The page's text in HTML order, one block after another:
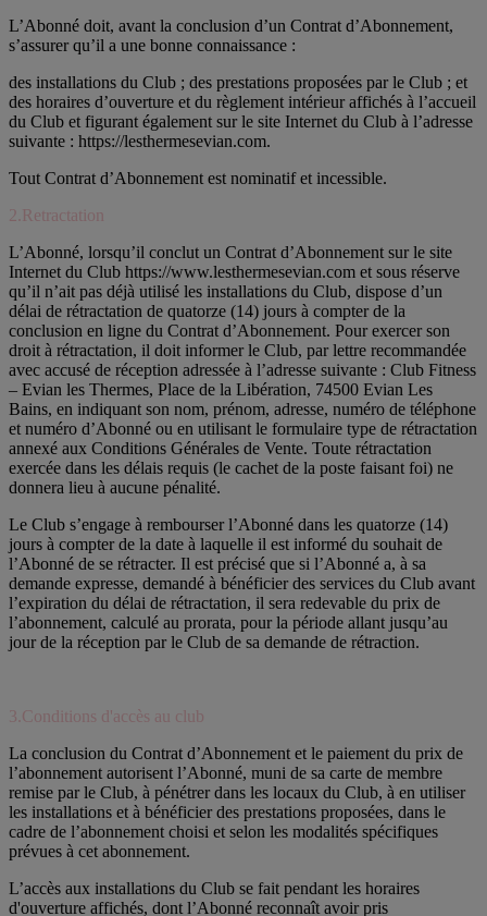
L’Abonné doit, avant la conclusion d’un Contrat d’Abonnement,
s’assurer qu’il a une bonne connaissance :
des installations du Club ; des prestations proposées par le Club ; et
des horaires d’ouverture et du règlement intérieur affichés à l’accueil
du Club et figurant également sur le site Internet du Club à l’adresse
suivante : https://lesthermesevian.com.
Tout Contrat d’Abonnement est nominatif et incessible.
2.Retractation
L’Abonné, lorsqu’il conclut un Contrat d’Abonnement sur le site
Internet du Club https://www.lesthermesevian.com et sous réserve
qu’il n’ait pas déjà utilisé les installations du Club, dispose d’un
délai de rétractation de quatorze (14) jours à compter de la
conclusion en ligne du Contrat d’Abonnement. Pour exercer son
droit à rétractation, il doit informer le Club, par lettre recommandée
avec accusé de réception adressée à l’adresse suivante : Club Fitness
– Evian les Thermes, Place de la Libération, 74500 Evian Les
Bains, en indiquant son nom, prénom, adresse, numéro de téléphone
et numéro d’Abonné ou en utilisant le formulaire type de rétractation
annexé aux Conditions Générales de Vente. Toute rétractation
exercée dans les délais requis (le cachet de la poste faisant foi) ne
donnera lieu à aucune pénalité.
Le Club s’engage à rembourser l’Abonné dans les quatorze (14)
jours à compter de la date à laquelle il est informé du souhait de
l’Abonné de se rétracter. Il est précisé que si l’Abonné a, à sa
demande expresse, demandé à bénéficier des services du Club avant
l’expiration du délai de rétractation, il sera redevable du prix de
l’abonnement, calculé au prorata, pour la période allant jusqu’au
jour de la réception par le Club de sa demande de rétraction.
3.Conditions d'accès au club
La conclusion du Contrat d’Abonnement et le paiement du prix de
l’abonnement autorisent l’Abonné, muni de sa carte de membre
remise par le Club, à pénétrer dans les locaux du Club, à en utiliser
les installations et à bénéficier des prestations proposées, dans le
cadre de l’abonnement choisi et selon les modalités spécifiques
prévues à cet abonnement.
L’accès aux installations du Club se fait pendant les horaires
d'ouverture affichés, dont l’Abonné reconnaît avoir pris